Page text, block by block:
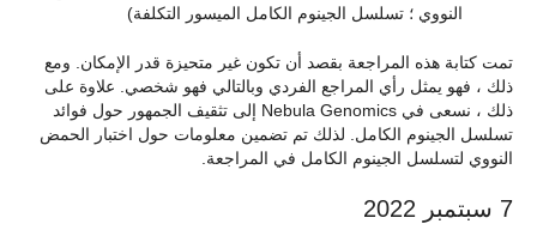
النووي ؛ تسلسل الجينوم الكامل الميسور التكلفة)
تمت كتابة هذه المراجعة بقصد أن تكون غير متحيزة قدر الإمكان. ومع
ذلك ، فهو يمثل رأي المراجع الفردي وبالتالي فهو شخصي. علاوة على
ذلك ، نسعى في Nebula Genomics إلى تثقيف الجمهور حول فوائد
تسلسل الجينوم الكامل. لذلك تم تضمين معلومات حول اختبار الحمض
النووي لتسلسل الجينوم الكامل في المراجعة.
7 سبتمبر 2022